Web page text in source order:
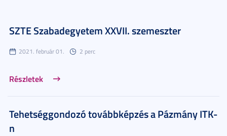
SZTE Szabadegyetem XXVII. szemeszter
2021. február 01. 2 perc
Részletek
Tehetséggondozó továbbképzés a Pázmány ITK-
n